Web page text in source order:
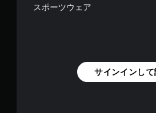
スポーツウェア
サインインして